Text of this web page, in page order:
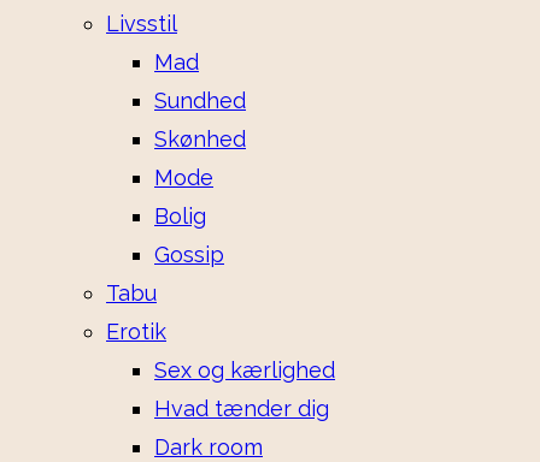
Livsstil
Mad
Sundhed
Skønhed
Mode
Bolig
Gossip
Tabu
Erotik
Sex og kærlighed
Hvad tænder dig
Dark room